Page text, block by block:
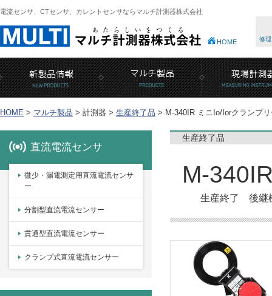
電流センサ、CTセンサ、カレントセンサならマルチ計測器株式会社
HOME 修
HOME > マルチ製品 > 計測器 > 生産終了品 > M-340IR ミニIo/Iorクランプ
直流電流センサ
微少・漏電測定用直流電流センサ
ー
分割型直流電流センサー
貫通型直流電流センサー
クランプ式直流電流センサー
生産終了品
M-
生産終了 後継